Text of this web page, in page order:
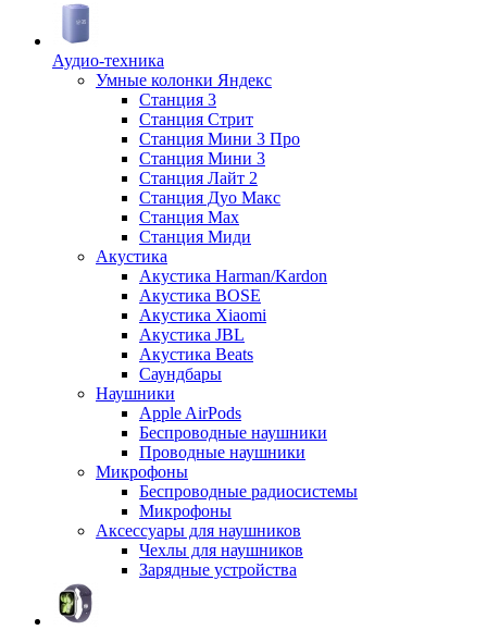
Аудио-техника
Умные колонки Яндекс
Станция 3
Станция Стрит
Станция Мини 3 Про
Станция Мини 3
Станция Лайт 2
Станция Дуо Макс
Станция Max
Станция Миди
Акустика
Акустика Harman/Kardon
Акустика BOSE
Акустика Xiaomi
Акустика JBL
Акустика Beats
Саундбары
Наушники
Apple AirPods
Беспроводные наушники
Проводные наушники
Микрофоны
Беспроводные радиосистемы
Микрофоны
Аксессуары для наушников
Чехлы для наушников
Зарядные устройства